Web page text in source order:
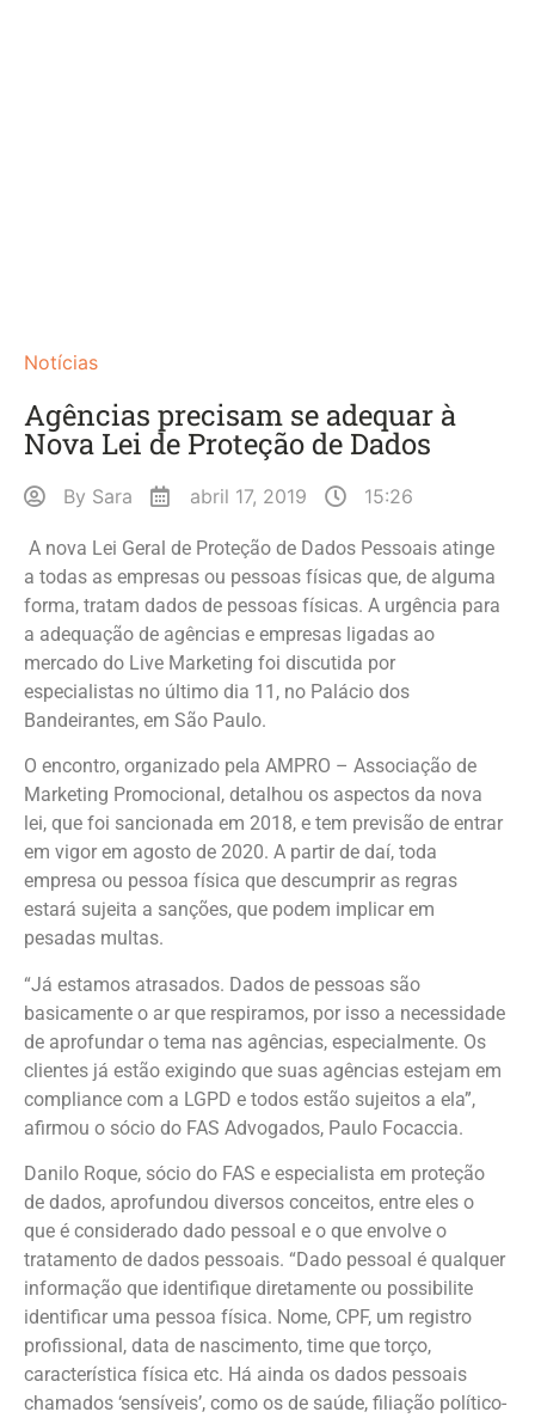
Notícias
Agências precisam se adequar à
Nova Lei de Proteção de Dados
By Sara abril 17, 2019 15:26
A nova Lei Geral de Proteção de Dados Pessoais atinge
a todas as empresas ou pessoas físicas que, de alguma
forma, tratam dados de pessoas físicas. A urgência para
a adequação de agências e empresas ligadas ao
mercado do Live Marketing foi discutida por
especialistas no último dia 11, no Palácio dos
Bandeirantes, em São Paulo.
O encontro, organizado pela AMPRO – Associação de
Marketing Promocional, detalhou os aspectos da nova
lei, que foi sancionada em 2018, e tem previsão de entrar
em vigor em agosto de 2020. A partir de daí, toda
empresa ou pessoa física que descumprir as regras
estará sujeita a sanções, que podem implicar em
pesadas multas.
“Já estamos atrasados. Dados de pessoas são
basicamente o ar que respiramos, por isso a necessidade
de aprofundar o tema nas agências, especialmente. Os
clientes já estão exigindo que suas agências estejam em
compliance com a LGPD e todos estão sujeitos a ela”,
afirmou o sócio do FAS Advogados, Paulo Focaccia.
Danilo Roque, sócio do FAS e especialista em proteção
de dados, aprofundou diversos conceitos, entre eles o
que é considerado dado pessoal e o que envolve o
tratamento de dados pessoais. “Dado pessoal é qualquer
informação que identifique diretamente ou possibilite
identificar uma pessoa física. Nome, CPF, um registro
profissional, data de nascimento, time que torço,
característica física etc. Há ainda os dados pessoais
chamados ‘sensíveis’, como os de saúde, filiação político-